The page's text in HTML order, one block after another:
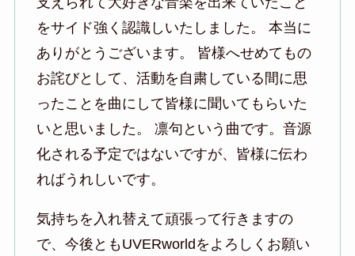
をサイド強く認識しいたしました。 本当に
ありがとうございます。 皆様へせめてもの
お詫びとして、活動を自粛している間に思
ったことを曲にして皆様に聞いてもらいた
いと思いました。 凛句という曲です。音源
化される予定ではないですが、皆様に伝わ
ればうれしいです。
気持ちを入れ替えて頑張って行きますの
で、今後ともUVERworldをよろしくお願い